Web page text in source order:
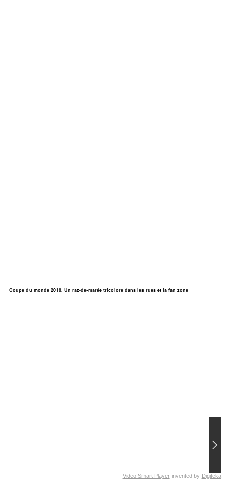
Coupe du monde 2018. Un raz-de-marée tricolore dans les rues et la fan zone
Video Smart Playerinvented by Digiteka